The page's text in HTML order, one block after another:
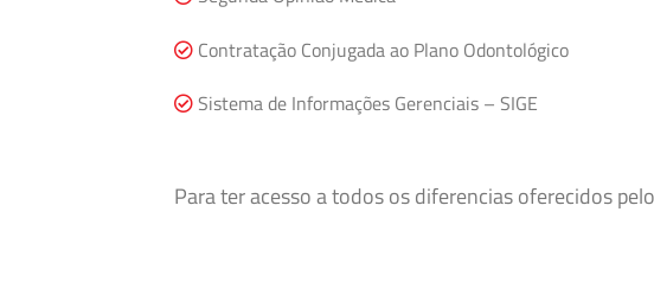
Contratação Conjugada ao Plano Odontológico
Sistema de Informações Gerenciais – SIGE
Para ter acesso a todos os diferencias oferecidos